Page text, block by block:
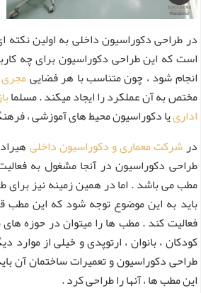
در طراحی دکوراسیون داخلی به اولین نکته
است که این طراحی دکوراسیون برای چه
انجام شود ، چون متناسب با هر فضایی
مختص به آن عملکرد را ایجاد میکند . مسلما
ادارییا دکوراسیون محیط های آموزشی ،
درشرکت معماری و دکوراسیون داخلی
طراحی دکوراسیون در آنجا مشغول به
مطب می باشد . اما در همین زمینه نیز برای
باید به این موضوع توجه شود که این مطب
فعالیت کند . مطب ها را میتوان در حوزه
کودکان ، بانوان ، ارتوپدی و خیلی از
طراحی دکوراسیون و تعمیرات ساختمان آن
این مطب ها ، آنها را طراحی کرد .